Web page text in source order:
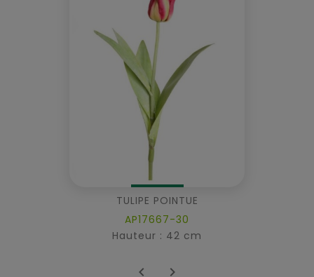
TULIPE POINTUE
AP17667-30
Hauteur : 42 cm
 